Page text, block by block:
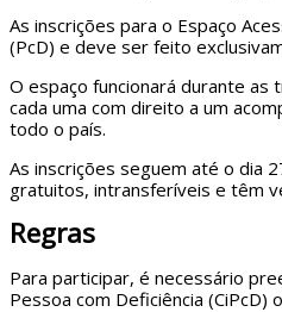
As inscrições para o Espaço
(PcD) e deve ser feito
O espaço funcionará durante
cada uma com direito a um
todo o país.
As inscrições seguem até o dia
gratuitos, intransferíveis e têm
Regras
Para participar, é necessário
Pessoa com Deficiência